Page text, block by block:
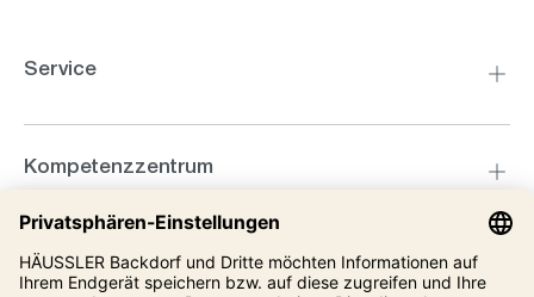
Service
Kompetenzzentrum
Informationen